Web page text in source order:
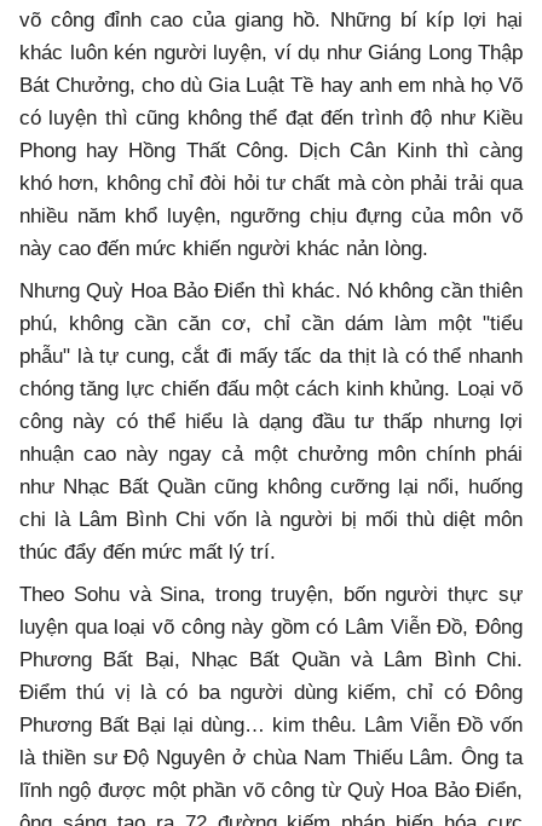
võ công đỉnh cao của giang hồ. Những bí kíp lợi hại
khác luôn kén người luyện, ví dụ như Giáng Long Thập
Bát Chưởng, cho dù Gia Luật Tề hay anh em nhà họ Võ
có luyện thì cũng không thể đạt đến trình độ như Kiều
Phong hay Hồng Thất Công. Dịch Cân Kinh thì càng
khó hơn, không chỉ đòi hỏi tư chất mà còn phải trải qua
nhiều năm khổ luyện, ngưỡng chịu đựng của môn võ
này cao đến mức khiến người khác nản lòng.
Nhưng Quỳ Hoa Bảo Điển thì khác. Nó không cần thiên
phú, không cần căn cơ, chỉ cần dám làm một "tiểu
phẫu" là tự cung, cắt đi mấy tấc da thịt là có thể nhanh
chóng tăng lực chiến đấu một cách kinh khủng. Loại võ
công này có thể hiểu là dạng đầu tư thấp nhưng lợi
nhuận cao này ngay cả một chưởng môn chính phái
như Nhạc Bất Quần cũng không cưỡng lại nổi, huống
chi là Lâm Bình Chi vốn là người bị mối thù diệt môn
thúc đẩy đến mức mất lý trí.
Theo Sohu và Sina, trong truyện, bốn người thực sự
luyện qua loại võ công này gồm có Lâm Viễn Đồ, Đông
Phương Bất Bại, Nhạc Bất Quần và Lâm Bình Chi.
Điểm thú vị là có ba người dùng kiếm, chỉ có Đông
Phương Bất Bại lại dùng… kim thêu. Lâm Viễn Đồ vốn
là thiền sư Độ Nguyên ở chùa Nam Thiếu Lâm. Ông ta
lĩnh ngộ được một phần võ công từ Quỳ Hoa Bảo Điển,